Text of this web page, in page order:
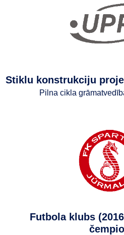
Stiklu konstrukciju
Pilna cikla
Futbola klubs